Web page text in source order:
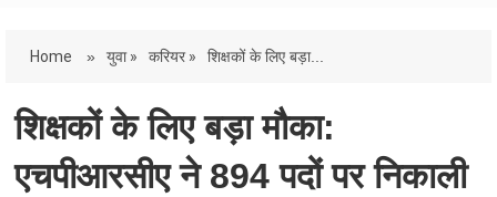
Home » युवा » करियर » शिक्षकों के लिए बड़ा...
शिक्षकों के लिए बड़ा मौका:
एचपीआरसीए ने 894 पदों पर निकाली